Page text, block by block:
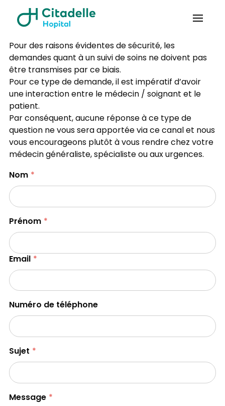
Pour des raisons évidentes de sécurité, les
demandes quant à un suivi de soins ne doivent pas
être transmises par ce biais.
Pour ce type de demande, il est impératif d’avoir
une interaction entre le médecin / soignant et le
patient.
Par conséquent, aucune réponse à ce type de
question ne vous sera apportée via ce canal et nous
vous encourageons plutôt à vous rendre chez votre
médecin généraliste, spécialiste ou aux urgences.
Nom
Prénom
Email
Numéro de téléphone
Sujet
Message